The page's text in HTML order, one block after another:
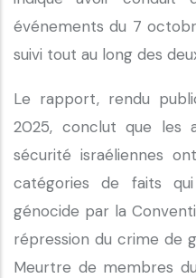
événements du 7
suivi tout au long des
Le rapport, rendu
2025, conclut que les
sécurité israéliennes
catégories de faits
génocide par la
répression du crime de
Meurtre de membres